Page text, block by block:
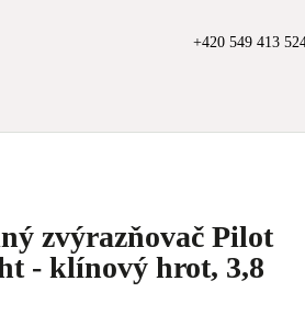
+420 549 413
zvýrazňovač Pilot
- klínový hrot, 3,8